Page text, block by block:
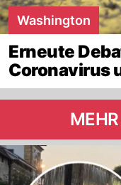
Washington
Erneute
Coronavirus